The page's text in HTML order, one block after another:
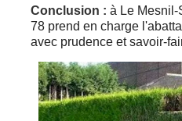
Conclusion : à Le
78 prend en charge
avec prudence et savoir-